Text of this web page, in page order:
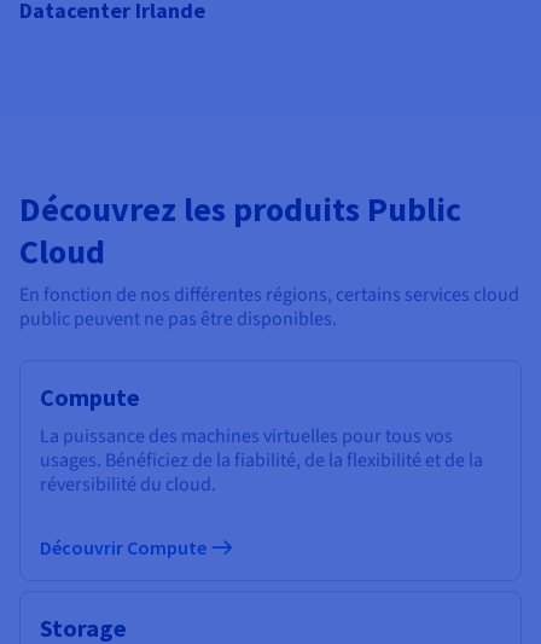
Datacenter Irlande
Découvrez les produits Public
Cloud
En fonction de nos différentes régions, certains services cloud
public peuvent ne pas être disponibles.
Compute
La puissance des machines virtuelles pour tous vos
usages. Bénéficiez de la fiabilité, de la flexibilité et de la
réversibilité du cloud.
Découvrir Compute
Storage